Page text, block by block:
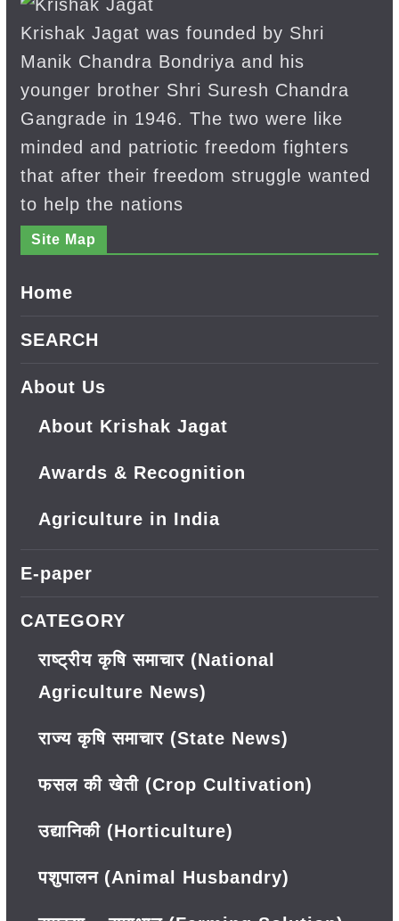
Krishak Jagat was founded by Shri
Manik Chandra Bondriya and his
younger brother Shri Suresh Chandra
Gangrade in 1946. The two were like
minded and patriotic freedom fighters
that after their freedom struggle wanted
to help the nations
Site Map
Home
SEARCH
About Us
About Krishak Jagat
Awards & Recognition
Agriculture in India
E-paper
CATEGORY
राष्ट्रीय कृषि समाचार (National
Agriculture News)
राज्य कृषि समाचार (State News)
फसल की खेती (Crop Cultivation)
उद्यानिकी (Horticulture)
पशुपालन (Animal Husbandry)